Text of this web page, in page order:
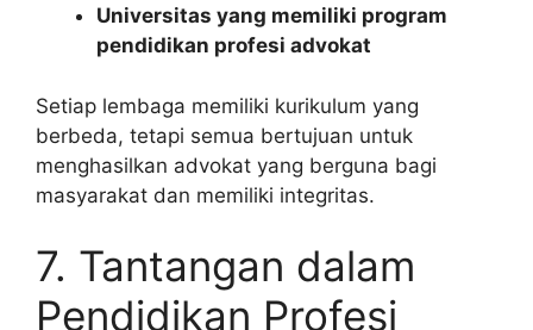
Universitas yang memiliki program
pendidikan profesi advokat
Setiap lembaga memiliki kurikulum yang
berbeda, tetapi semua bertujuan untuk
menghasilkan advokat yang berguna bagi
masyarakat dan memiliki integritas.
7. Tantangan dalam
Pendidikan Profesi